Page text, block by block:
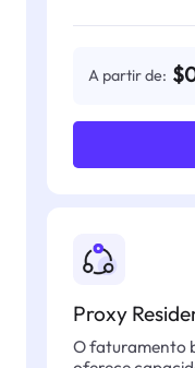
A partir de:
Proxy
O faturamento